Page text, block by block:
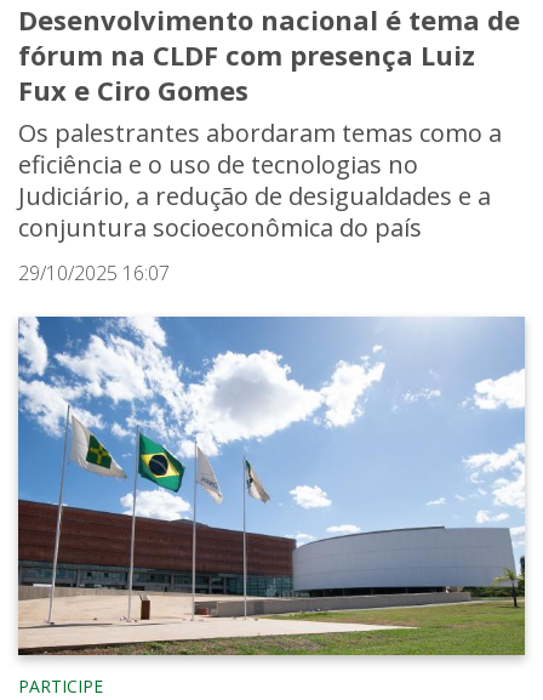
Desenvolvimento nacional é tema de
fórum na CLDF com presença Luiz
Fux e Ciro Gomes
Os palestrantes abordaram temas como a
eficiência e o uso de tecnologias no
Judiciário, a redução de desigualdades e a
conjuntura socioeconômica do país
29/10/2025 16:07
PARTICIPE